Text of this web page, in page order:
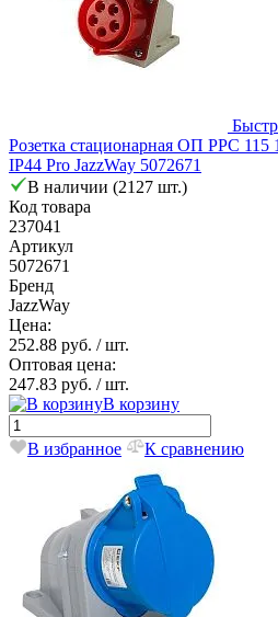
Розетка стационарная ОП PPC
IP44 Pro JazzWay 5072671
В наличии (2127 шт.)
Код товара
237041
Артикул
5072671
Бренд
JazzWay
Цена:
252.88 руб. / шт.
Оптовая цена:
247.83 руб. / шт.
В корзину
В избранное К сравнению